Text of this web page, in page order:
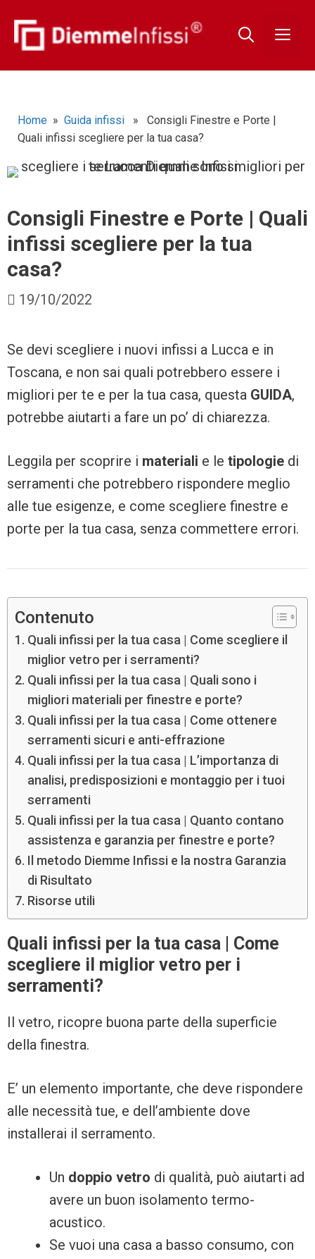
Home » Guida infissi » Consigli Finestre e Porte |
Quali infissi scegliere per la tua casa?
Consigli Finestre e Porte | Quali
infissi scegliere per la tua
casa?
19/10/2022
Se devi scegliere i nuovi infissi a Lucca e in
Toscana, e non sai quali potrebbero essere i
migliori per te e per la tua casa, questa GUIDA,
potrebbe aiutarti a fare un po’ di chiarezza.
Leggila per scoprire i materiali e le tipologie di
serramenti che potrebbero rispondere meglio
alle tue esigenze, e come scegliere finestre e
porte per la tua casa, senza commettere errori.
Contenuto
Quali infissi per la tua casa | Come scegliere il
miglior vetro per i serramenti?
Quali infissi per la tua casa | Quali sono i
migliori materiali per finestre e porte?
Quali infissi per la tua casa | Come ottenere
serramenti sicuri e anti-effrazione
Quali infissi per la tua casa | L’importanza di
analisi, predisposizioni e montaggio per i tuoi
serramenti
Quali infissi per la tua casa | Quanto contano
assistenza e garanzia per finestre e porte?
Il metodo Diemme Infissi e la nostra Garanzia
di Risultato
Risorse utili
Quali infissi per la tua casa | Come
scegliere il miglior vetro per i
serramenti?
Il vetro, ricopre buona parte della superficie
della finestra.
E’ un elemento importante, che deve rispondere
alle necessità tue, e dell’ambiente dove
installerai il serramento.
Un doppio vetro di qualità, può aiutarti ad
avere un buon isolamento termo-
acustico.
Se vuoi una casa a basso consumo, con